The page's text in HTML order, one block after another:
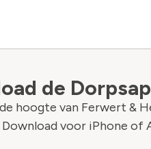
de
hoogte van Ferwert &
voor iPhone of